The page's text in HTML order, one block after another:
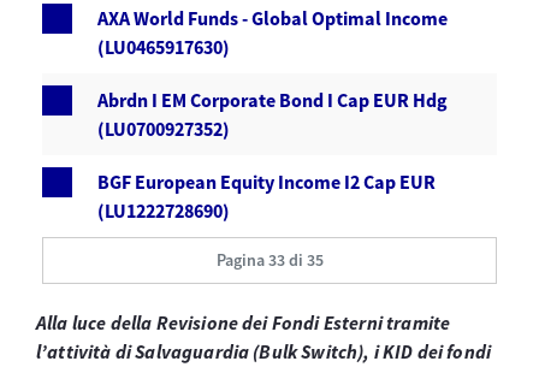
AXA World Funds - Global Optimal Income
(LU0465917630)
Abrdn I EM Corporate Bond I Cap EUR Hdg
(LU0700927352)
BGF European Equity Income I2 Cap EUR
(LU1222728690)
Pagina 33 di 35
Alla luce della Revisione dei Fondi Esterni tramite
l’attività di Salvaguardia (Bulk Switch), i KID dei fondi